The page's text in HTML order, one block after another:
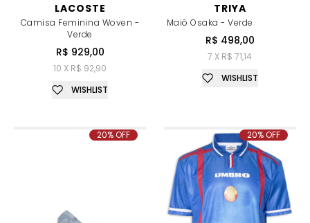
LACOSTE
Camisa Feminina Woven -
Verde
R$ 929,00
10 X R$ 92,90
WISHLIST
TRIYA
Maiô Osaka - Verde
R$ 498,00
7 X R$ 71,14
WISHLIST
20% OFF 20% OFF